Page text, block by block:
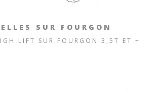
SUR FOURGON
LIFT SUR FOURGON 3,5T ET +